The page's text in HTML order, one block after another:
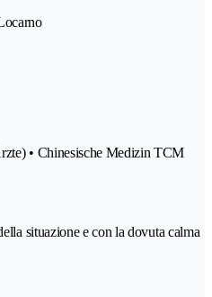
• Chinesische Medizin TCM
situazione e con la dovuta calma